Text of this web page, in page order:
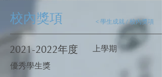
校內獎項 < 學生成就 / 校內獎項
2021-2022年度 上學期
優秀學生獎